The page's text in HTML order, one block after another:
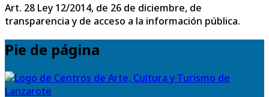
Art. 28 Ley 12/2014, de 26 de diciembre, de
transparencia y de acceso a la información pública.
Pie de página